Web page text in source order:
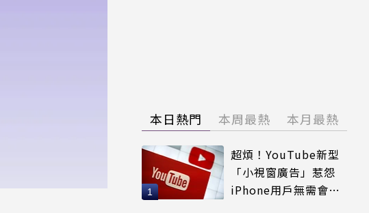
本日熱門 本周最熱 本月最熱
超煩！YouTube新型
「小視窗廣告」惹怨
iPhone用戶無需會員